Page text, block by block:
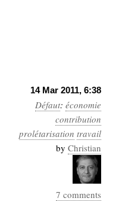
14 Mar 2011, 6:38
Défaut: économie
contribution
prolétarisation travail
by Christian
7 comments